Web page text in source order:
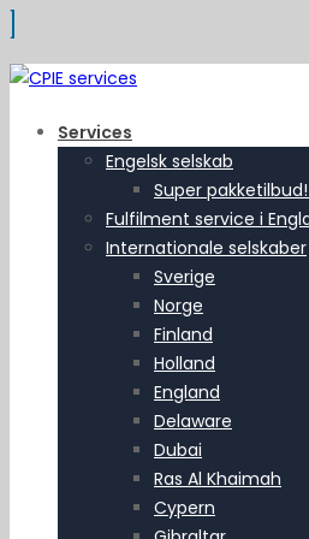
Services
Engelsk selskab
Super
Fulfilment service i
Internationale selskaber
Sverige
Norge
Finland
Holland
England
Delaware
Dubai
Ras Al Khaimah
Cypern